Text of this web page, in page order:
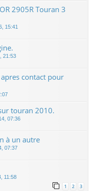
2905R Touran 3
15:41
21:53
contact pour
touran 2010.
07:36
à un autre
07:37
11:58
1 2 3